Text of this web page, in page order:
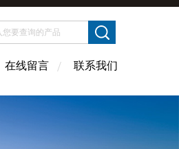
在线留言 联系我们